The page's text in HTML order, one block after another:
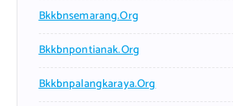
Bkkbnsemarang.org
Bkkbnpontianak.org
Bkkbnpalangkaraya.org